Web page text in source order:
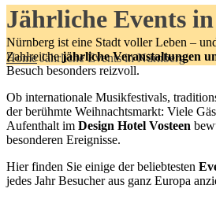
Jährliche Events
Home Jährliche Events in Nürnberg
Nürnberg ist eine Stadt voller Leben –
Zahlreichejährliche Veranstaltungen
Besuch besonders reizvoll.
Ob internationale Musikfestivals,
der berühmte Weihnachtsmarkt: Viele
Aufenthalt im Design Hotel Vosteen
besonderen Ereignisse.
Hier finden Sie einige der beliebtesten
jedes Jahr Besucher aus ganz Europa